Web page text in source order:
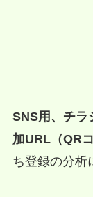
SNS用、チラ
加URL（QR
ち登録の分析